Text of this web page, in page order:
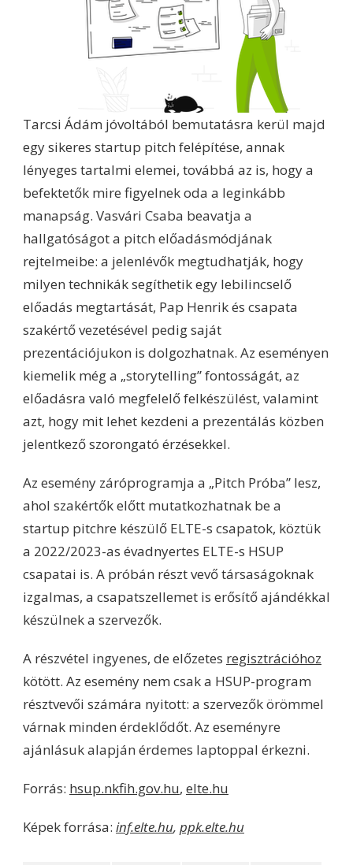
Tarcsi Ádám jóvoltából bemutatásra kerül majd
egy sikeres startup pitch felépítése, annak
lényeges tartalmi elemei, továbbá az is, hogy a
befektetők mire figyelnek oda a leginkább
manapság. Vasvári Csaba beavatja a
hallgatóságot a pitch előadásmódjának
rejtelmeibe: a jelenlévők megtudhatják, hogy
milyen technikák segíthetik egy lebilincselő
előadás megtartását, Pap Henrik és csapata
szakértő vezetésével pedig saját
prezentációjukon is dolgozhatnak. Az eseményen
kiemelik még a „storytelling” fontosságát, az
előadásra való megfelelő felkészülést, valamint
azt, hogy mit lehet kezdeni a prezentálás közben
jelentkező szorongató érzésekkel.
Az esemény záróprogramja a „Pitch Próba” lesz,
ahol szakértők előtt mutatkozhatnak be a
startup pitchre készülő ELTE-s csapatok, köztük
a 2022/2023-as évadnyertes ELTE-s HSUP
csapatai is. A próbán részt vevő társaságoknak
izgalmas, a csapatszellemet is erősítő ajándékkal
készülnek a szervezők.
A részvétel ingyenes, de előzetes regisztrációhoz
kötött. Az esemény nem csak a HSUP-program
résztvevői számára nyitott: a szervezők örömmel
várnak minden érdeklődőt. Az eseményre
ajánlásuk alapján érdemes laptoppal érkezni.
Forrás: hsup.nkfih.gov.hu, elte.hu
Képek forrása: inf.elte.hu, ppk.elte.hu